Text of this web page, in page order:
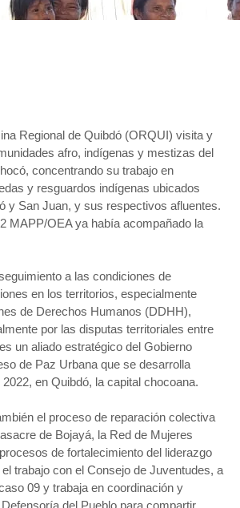
Regional de Quibdó (ORQUI) visita y
afro, indígenas y mestizas del
concentrando su trabajo en
y resguardos indígenas ubicados
y San Juan, y sus respectivos afluentes.
MAPP/OEA ya había acompañado la
a las condiciones de
en los territorios, especialmente
de Derechos Humanos (DDHH),
por las disputas territoriales entre
un aliado estratégico del Gobierno
de Paz Urbana que se desarrolla
en Quibdó, la capital chocoana.
el proceso de reparación colectiva
de Bojayá, la Red de Mujeres
de fortalecimiento del liderazgo
trabajo con el Consejo de Juventudes, a
09 y trabaja en coordinación y
del Pueblo para compartir